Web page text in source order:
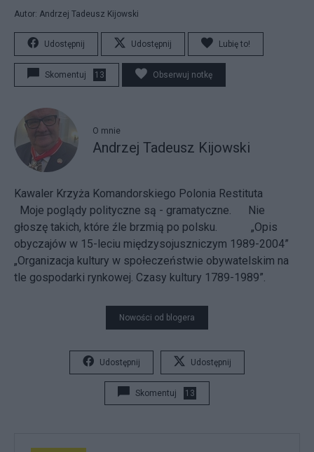
Autor: Andrzej Tadeusz Kijowski
Udostępnij Udostępnij Lubię to!
Skomentuj 13 Obserwuj notkę
O mnie
Andrzej Tadeusz Kijowski
Kawaler Krzyża Komandorskiego Polonia Restituta
Moje poglądy polityczne są - gramatyczne.
Nie
głoszę takich, które źle brzmią po polsku. „Opis
obyczajów w 15-leciu międzysojuszniczym 1989-2004”
„Organizacja kultury w społeczeństwie obywatelskim na
tle gospodarki rynkowej. Czasy kultury 1789-1989”.
Nowości od blogera
Udostępnij Udostępnij
Skomentuj 13